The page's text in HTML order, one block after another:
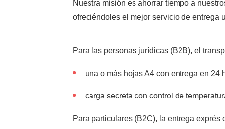
Nuestra misión es ahorrar tiempo a
ofreciéndoles el mejor servicio de entrega
Para las personas jurídicas (B2B), el
una o más hojas A4 con entrega en 24
carga secreta con control de
Para particulares (B2C), la entrega